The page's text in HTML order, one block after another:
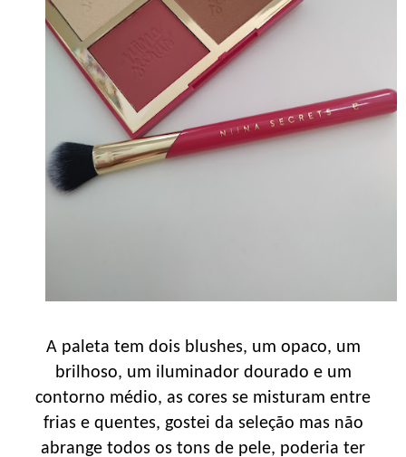
A paleta tem dois blushes, um opaco, um
brilhoso, um iluminador dourado e um
contorno médio, as cores se misturam entre
frias e quentes, gostei da seleção mas não
abrange todos os tons de pele, poderia ter